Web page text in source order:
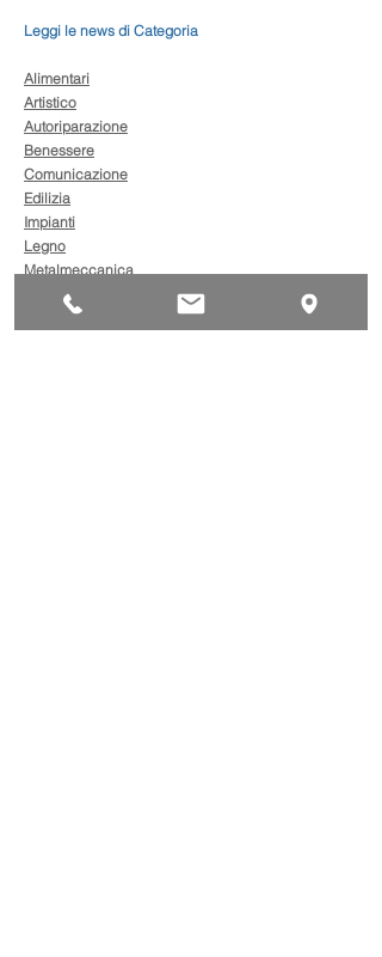
Leggi le news di Categoria
Alimentari
Artistico
Autoriparazione
Benessere
Comunicazione
Edilizia
Impianti
Legno
Metalmeccanica
Trasporto